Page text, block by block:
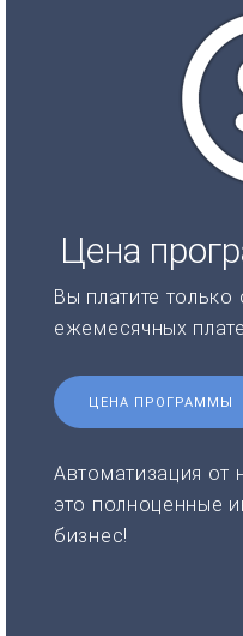
Цена
Вы платите только
ежемесячных
ЦЕНА ПРОГРАММЫ
Автоматизация от
это полноценные
бизнес!